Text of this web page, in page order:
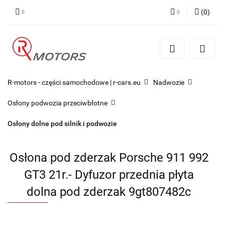
Zarejestruj się
(0)
R-motors - części samochodowe | r-cars.eu Nadwozie
Osłony podwozia przeciwbłotne
Osłony dolne pod silnik i podwozie
Osłona pod zderzak Porsche 911 992
GT3 21r.- Dyfuzor przednia płyta
dolna pod zderzak 9gt807482c